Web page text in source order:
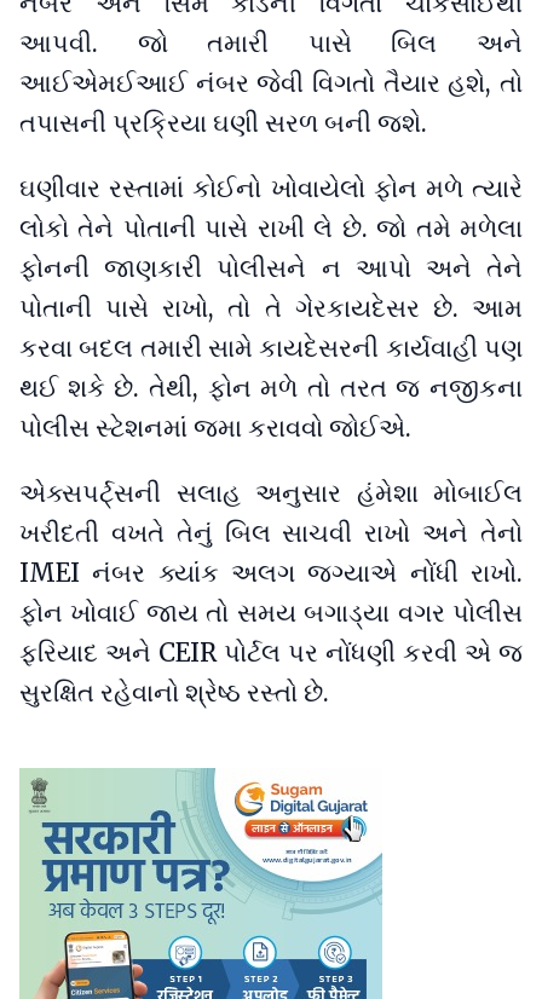
આપવી. જો તમારી પાસે બિલ અને
આઈએમઈઆઈ નંબર જેવી વિગતો તૈયાર હશે, તો
તપાસની પ્રક્રિયા ઘણી સરળ બની જશે.
ઘણીવાર રસ્તામાં કોઈનો ખોવાયેલો ફોન મળે ત્યારે
લોકો તેને પોતાની પાસે રાખી લે છે. જો તમે મળેલા
ફોનની જાણકારી પોલીસને ન આપો અને તેને
પોતાની પાસે રાખો, તો તે ગેરકાયદેસર છે. આમ
કરવા બદલ તમારી સામે કાયદેસરની કાર્યવાહી પણ
થઈ શકે છે. તેથી, ફોન મળે તો તરત જ નજીકના
પોલીસ સ્ટેશનમાં જમા કરાવવો જોઈએ.
એક્સપર્ટ્સની સલાહ અનુસાર હંમેશા મોબાઈલ
ખરીદતી વખતે તેનું બિલ સાચવી રાખો અને તેનો
IMEI નંબર ક્યાંક અલગ જગ્યાએ નોંધી રાખો.
ફોન ખોવાઈ જાય તો સમય બગાડ્યા વગર પોલીસ
ફરિયાદ અને CEIR પોર્ટલ પર નોંધણી કરવી એ જ
સુરક્ષિત રહેવાનો શ્રેષ્ઠ રસ્તો છે.